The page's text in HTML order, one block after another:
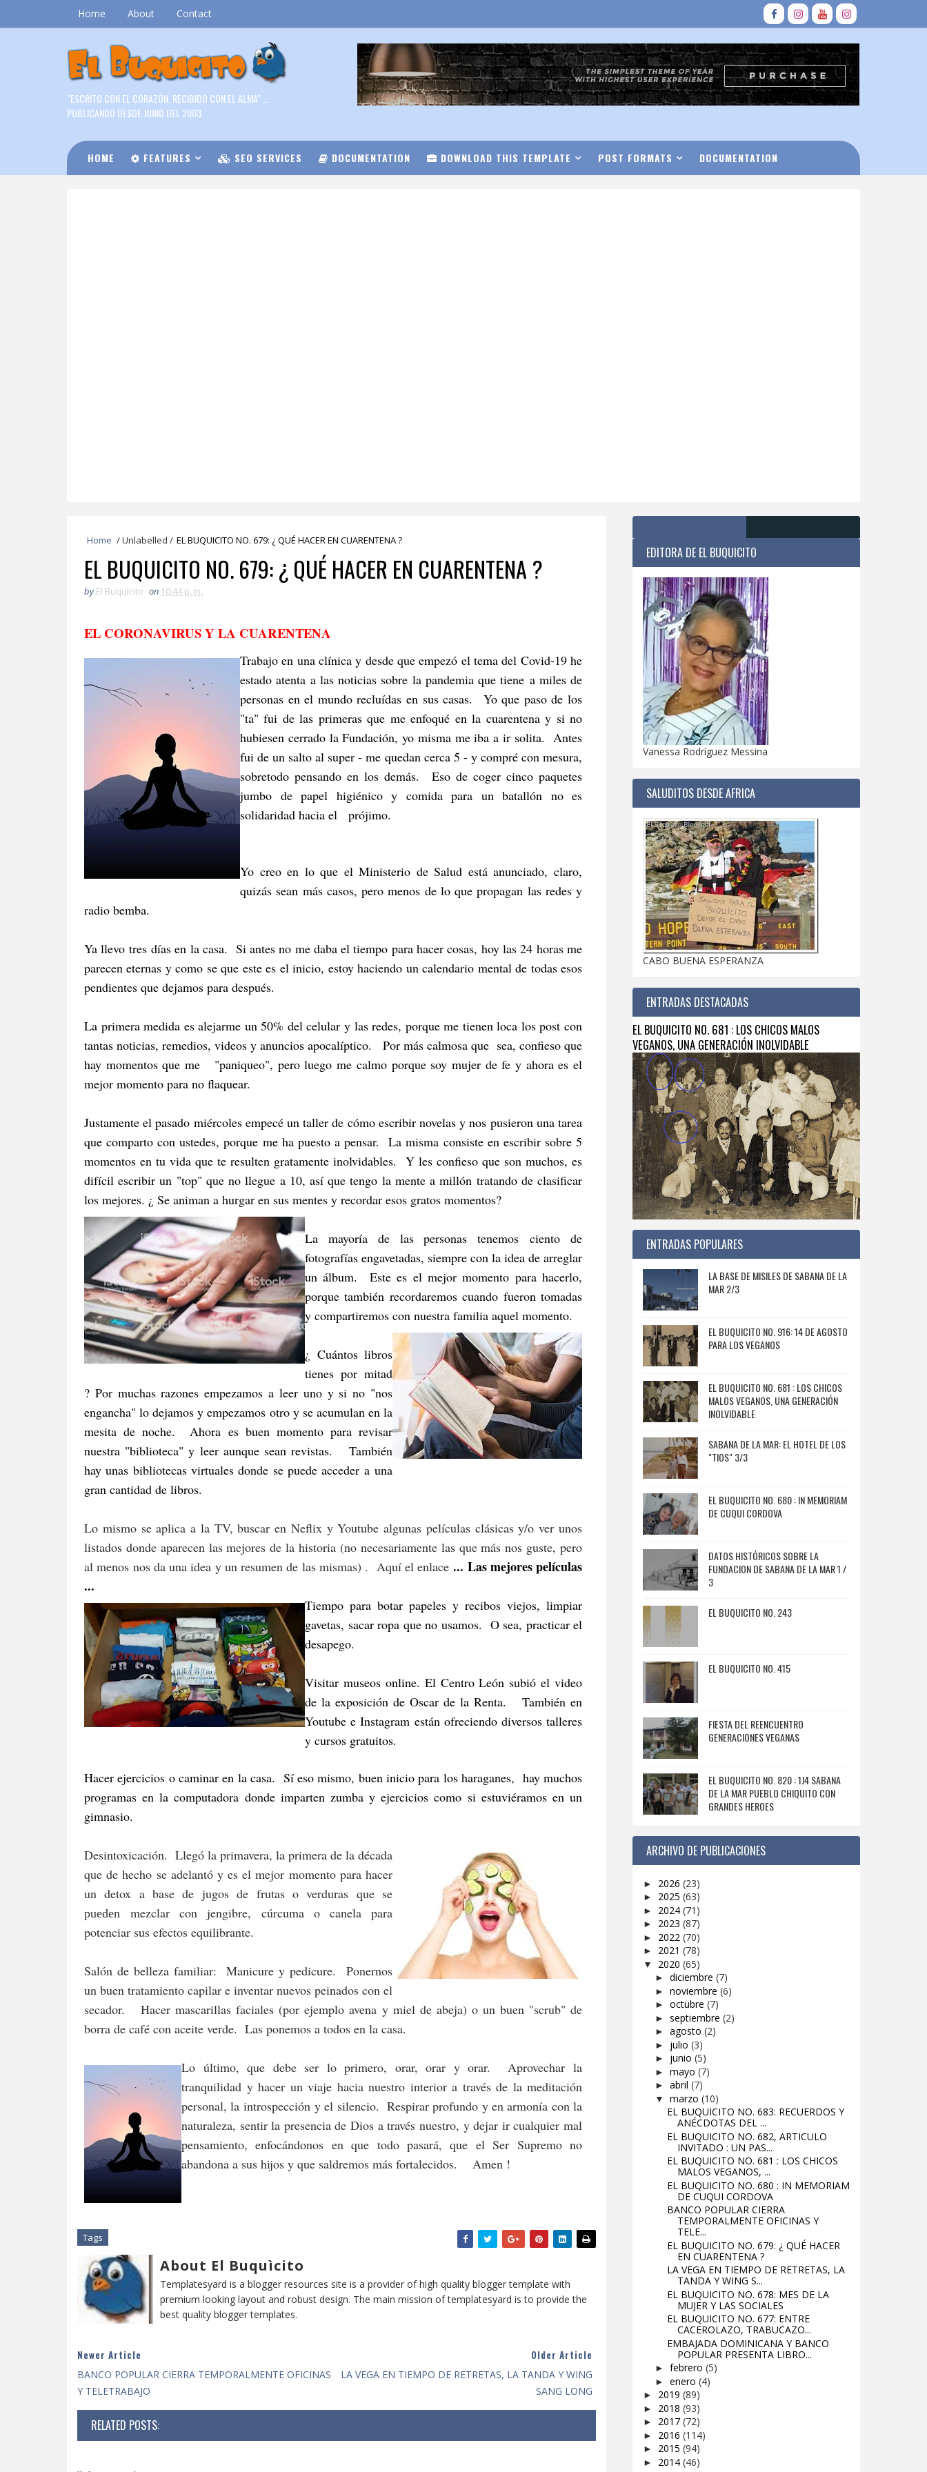
Home About Contact
"ESCRITO CON EL CORAZÓN, RECIBIDO CON EL ALMA" ...
PUBLICANDO DESDE JUNIO DEL 2003
HOME FEATURES SEO SERVICES DOCUMENTATION DOWNLOAD THIS TEMPLATE POST FORMATS DOCUMENTATION
Home /Unlabelled / EL BUQUICITO NO. 679: ¿ QUÉ HACER EN CUARENTENA ?
EL BUQUICITO NO. 679: ¿ QUÉ HACER EN CUARENTENA ?
by El Buquìcito on 10:44 p. m.
EL CORONAVIRUS Y LA CUARENTENA
Trabajo en una clínica y desde que empezó el tema del Covid-19 he
estado atenta a las noticias sobre la pandemia que tiene a miles de
personas en el mundo recluídas en sus casas.
Yo que paso de los
"ta" fui de las primeras que me enfoqué en la cuarentena y si no
hubiesen cerrado la Fundación, yo misma me iba a ir solita. Antes
fui de un salto al super - me quedan cerca 5 - y compré con mesura,
sobretodo pensando en los demás. Eso de coger cinco paquetes
jumbo de papel higiénico y comida para un batallón no es
solidaridad hacia el prójimo.
Yo creo en lo que el Ministerio de Salud está anunciado, claro,
quizás sean más casos, pero menos de lo que propagan las redes y
radio bemba.
Ya llevo tresdías en la casa. Si antes no me daba el tiempo para hacer cosas, hoy las 24 horas me
parecen eternas y como se que este es el inicio, estoy haciendo un calendario mental de todas esos
pendientes que dejamos para después.
La primera medida es alejarme un 50% del celular y las redes, porque me tienen loca los post con
tantas noticias, remedios, videos y anuncios apocalíptico. Por más calmosa que sea, confieso que
hay momentos que me "paniqueo", pero luego me calmo porque soy mujer de fe y ahora es el
mejor momento para no flaquear.
Justamente el pasado miércoles empecé un taller de cómo escribir novelas y nos pusieron una tarea
que comparto con ustedes, porque me ha puesto a pensar. La misma consiste en escribir sobre 5
momentos en tu vida que te resulten gratamente inolvidables. Y les confieso que son muchos, es
difícil escribir un "top" que no llegue a 10, así que tengo la mente a millón tratando de clasificar
los mejores. ¿ Se animan a hurgar en sus mentes y recordar esos gratos momentos?
La mayoría de las personas tenemosciento de
fotografías engavetadas, siempre con la idea de arreglar
un álbum. Este es el mejor momento para hacerlo,
porque también recordaremos cuando fueron tomadas
y compartiremos con nuestra familia aquel momento.
¿ Cuántos libros
tienes por mitad
? Por muchas razones empezamos a leer uno y si no "nos
engancha" lo dejamos y empezamos otro y se acumulan en la
mesita de noche. Ahora es buen momento para revisar
nuestra "biblioteca" y leer aunque sean revistas. También
hay unas bibliotecas virtuales donde se puede acceder a una
gran cantidad de libros.
Lo mismo se aplica a la TV, buscar en Neflix y Youtube algunas películas clásicas y/o ver unos
listados donde aparecen las mejores de la historia (no necesariamente las que más nos guste, pero
al menos nos da una idea y un resumen de las mismas) . Aquí el enlace... Las mejores películas
...
Tiempo para botar papeles y recibos viejos, limpiar
gavetas, sacar ropa que no usamos. O sea, practicar el
desapego.
Visitar museos online. El Centro León subió el video
de la exposición de Oscar de la Renta. También en
Youtube e Instagram están ofreciendo diversos talleres
y cursos gratuitos.
Hacer ejercicios o caminar en la casa. Sí eso mismo, buen inicio para los haraganes, hay muchos
programas en la computadora donde imparten zumba y ejercicios como si estuviéramos en un
gimnasio.
Desintoxicación. Llegó la primavera, la primera de la década
que de hecho se adelantó y es el mejor momento para hacer
un detox a base de jugos de frutas o verduras que se
pueden mezclar conjengibre, cúrcuma o canela para
potenciar sus efectos equilibrante.
Salón de belleza familiar: Manicure y pedicure. Ponernos
un buen tratamiento capilar e inventar nuevos peinados con el
secador. Hacer mascarillas faciales (por ejemplo avena y miel de abeja) o un buen "scrub" de
borra de café con aceite verde. Las ponemos a todos en la casa.
Lo último, que debe ser lo primero, orar, orar y orar. Aprovechar la
tranquilidad y hacer un viaje hacia nuestro interior a través de la meditación
personal, la introspección y el silencio. Respirar profundo y en armonía con la
naturaleza, sentir la presencia de Dios a través nuestro, y dejar ir cualquier mal
pensamiento, enfocándonos en que todo pasará, que el Ser Supremo no
abandona a sus hijos y que saldremos más fortalecidos. Amen !
Tags
About El Buquìcito
Templatesyard is a blogger resources site is a provider of high quality blogger template with
premium looking layout and robust design. The main mission of templatesyard is to provide the
best quality blogger templates.
Newer Article
BANCO POPULAR CIERRA TEMPORALMENTE OFICINAS
Y TELETRABAJO
Older Article
LA VEGA EN TIEMPO DE RETRETAS, LA TANDA Y WING
SANG LONG
RELATED POSTS:
EDITORA DE EL BUQUICITO
Vanessa Rodríguez Messina
SALUDITOS DESDE AFRICA
CABO BUENA ESPERANZA
ENTRADAS DESTACADAS
EL BUQUICITO NO. 681 : LOS CHICOS MALOS
VEGANOS, UNA GENERACIÓN INOLVIDABLE
ENTRADAS POPULARES
LA BASE DE MISILES DE SABANA DE LA
MAR 2/3
EL BUQUICITO NO. 916: 14 DE AGOSTO
PARA LOS VEGANOS
EL BUQUICITO NO. 681 : LOS CHICOS
MALOS VEGANOS, UNA GENERACIÓN
INOLVIDABLE
SABANA DE LA MAR: EL HOTEL DE LOS
"TIOS" 3/3
EL BUQUICITO NO. 680 : IN MEMORIAM
DE CUQUI CORDOVA
DATOS HISTÓRICOS SOBRE LA
FUNDACION DE SABANA DE LA MAR 1 /
3
EL BUQUICITO NO. 243
EL BUQUICITO NO. 415
FIESTA DEL REENCUENTRO
GENERACIONES VEGANAS
EL BUQUICITO NO. 820 : 1J4 SABANA
DE LA MAR PUEBLO CHIQUITO CON
GRANDES HEROES
ARCHIVO DE PUBLICACIONES
► 2026 (23)
► 2025 (63)
► 2024 (71)
► 2023 (87)
► 2022 (70)
► 2021 (78)
▼ 2020 (65)
► diciembre (7)
► noviembre (6)
► octubre (7)
► septiembre (2)
► agosto (2)
► julio (3)
► junio (5)
► mayo (7)
► abril (7)
▼ marzo (10)
EL BUQUICITO NO. 683: RECUERDOS Y
ANÉCDOTAS DEL ...
EL BUQUICITO NO. 682, ARTICULO
INVITADO : UN PAS...
EL BUQUICITO NO. 681 : LOS CHICOS
MALOS VEGANOS, ...
EL BUQUICITO NO. 680 : IN MEMORIAM
DE CUQUI CORDOVA
BANCO POPULAR CIERRA
TEMPORALMENTE OFICINAS Y
TELE...
EL BUQUICITO NO. 679: ¿ QUÉ HACER
EN CUARENTENA ?
LA VEGA EN TIEMPO DE RETRETAS, LA
TANDA Y WING S...
EL BUQUICITO NO. 678: MES DE LA
MUJER Y LAS SOCIALES
EL BUQUICITO NO. 677: ENTRE
CACEROLAZO, TRABUCAZO...
EMBAJADA DOMINICANA Y BANCO
POPULAR PRESENTA LIBRO...
► febrero (5)
► enero (4)
► 2019 (89)
► 2018 (93)
► 2017 (72)
► 2016 (114)
► 2015 (94)
► 2014 (46)